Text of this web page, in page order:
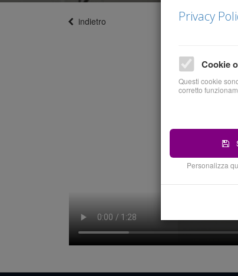
indietro
Privacy
Cookie
Questi cookie
corretto
Personalizza